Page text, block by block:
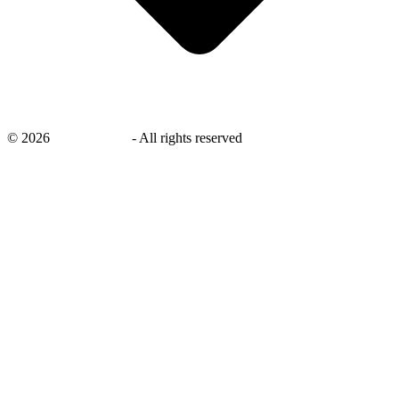
© 2026 - All rights reserved